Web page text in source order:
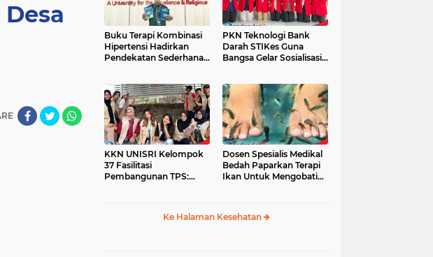
Buku Terapi Kombinasi
Hipertensi Hadirkan
Pendekatan Sederhana
PKN Teknologi Bank
Darah STIKes Guna
Bangsa Gelar Sosialisasi
Warga Dusun Petung
Kepuharjo,
Cangkringan, Sleman
KKN UNISRI Kelompok
37 Fasilitasi
Pembangunan TPS:
Pengelolaan Sampah
Dosen Spesialis Medikal
Bedah Paparkan Terapi
Ikan Untuk Mengobati
Ke Halaman Kesehatan